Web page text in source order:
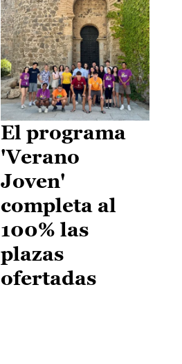
El programa
'Verano
Joven'
completa al
100% las
plazas
ofertadas